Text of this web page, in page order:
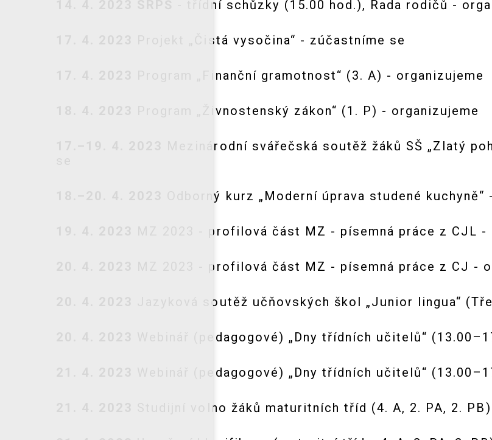
- třídní schůzky (15.00 hod.), Rada rodičů -
Projekt „Čistá vysočina“ - zúčastníme se
Program „Finanční gramotnost“ (3. A) - organizujeme
Program „Živnostenský zákon“ (1. P) - organizujeme
Mezinárodní svářečská soutěž žáků SŠ „Zlatý
Odborný kurz „Moderní úprava studené kuchyně“
MZ 2023 - profilová část MZ - písemná práce z CJL -
MZ 2023 - profilová část MZ - písemná práce z CJ -
Jazyková soutěž učňovských škol „Junior lingua“
Webinář (pedagogové) „Dny třídních učitelů“
Webinář (pedagogové) „Dny třídních učitelů“
Studijní volno žáků maturitních tříd (4. A, 2. PA, 2. PB)